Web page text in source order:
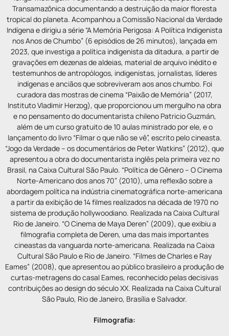
Transamazônica documentando a destruição da maior floresta
tropical do planeta. Acompanhou a Comissão Nacional da Verdade
Indígena e dirigiu a série “A Memória Perigosa: A Política Indigenista
nos Anos de Chumbo” (6 episódios de 26 minutos), lançada em
2023, que investiga a política indigenista da ditadura, a partir de
gravações em dezenas de aldeias, material de arquivo inédito e
testemunhos de antropólogos, indigenistas, jornalistas, líderes
indígenas e anciãos que sobreviveram aos anos chumbo. Foi
curadora das mostras de cinema “Paixão de Memória” (2017,
Instituto Vladimir Herzog), que proporcionou um mergulho na obra
e no pensamento do documentarista chileno Patricio Guzmán,
além de um curso gratuito de 10 aulas ministrado por ele, e o
lançamento do livro “Filmar o que não se vê”, escrito pelo cineasta.
“Jogo da Verdade – os documentários de Peter Watkins” (2012), que
apresentou a obra do documentarista inglês pela primeira vez no
Brasil, na Caixa Cultural São Paulo. “Política de Gênero – O Cinema
Norte-Americano dos anos 70” (2010), uma reflexão sobre a
abordagem política na indústria cinematográfica norte-americana
a partir da exibição de 14 filmes realizados na década de 1970 no
sistema de produção hollywoodiano. Realizada na Caixa Cultural
Rio de Janeiro. “O Cinema de Maya Deren” (2009), que exibiu a
filmografia completa de Deren, uma das mais importantes
cineastas da vanguarda norte-americana. Realizada na Caixa
Cultural São Paulo e Rio de Janeiro. “Filmes de Charles e Ray
Eames” (2008), que apresentou ao público brasileiro a produção de
curtas-metragens do casal Eames, reconhecido pelas decisivas
contribuições ao design do século XX. Realizada na Caixa Cultural
São Paulo, Rio de Janeiro, Brasília e Salvador.
Filmografia: